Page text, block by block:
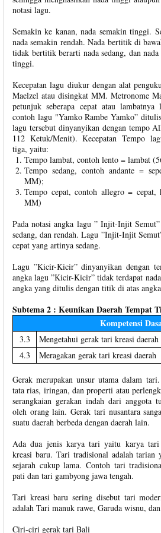
notasi lagu.
Semakin ke kanan, nada semakin tinggi.
nada semakin rendah. Nada bertitik di
tidak bertitik berarti nada sedang, dan
tinggi.
Kecepatan lagu diukur dengan alat
Maelzel atau disingkat MM. Metronome
petunjuk seberapa cepat atau lambatnya
contoh lagu "Yamko Rambe Yamko”
lagu tersebut dinyanyikan dengan tempo
112 Ketuk/Menit). Kecepatan Tempo
tiga, yaitu:
Tempo lambat, contoh lento = lambat
Tempo sedang, contoh andante =
MM);
Tempo cepat, contoh allegro =
MM)
Pada notasi angka lagu ” Injit-Injit
sedang, dan rendah. Lagu ”Injit-Injit
cepat yang artinya sedang.
Lagu ”Kicir-Kicir” dinyanyikan dengan
angka lagu ”Kicir-Kicir” tidak terdapat
angka yang ditulis dengan titik di atas
Subtema 2 : Keunikan Daerah Tempat
Kompetensi
3.3
Mengetahui gerak tari kreasi daerah
4.3
Meragakan gerak tari kreasi daerah
Gerak merupakan unsur utama dalam
tata rias, iringan, dan properti atau
serangkaian gerakan indah dari anggota
oleh orang lain. Gerak tari nusantara
suatu daerah berbeda dengan daerah lain.
Ada dua jenis karya tari yaitu karya
kreasi baru. Tari tradisional adalah tarian
sejarah cukup lama. Contoh tari
pati dan tari gambyong jawa tengah.
Tari kreasi baru sering disebut tari
adalah Tari manuk rawe, Garuda wisnu,
Ciri-ciri gerak tari Bali